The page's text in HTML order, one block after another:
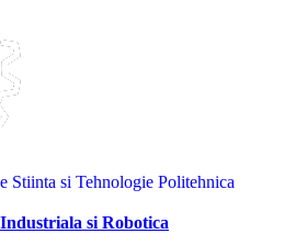
Stiinta si Tehnologie Politehnica
si Robotica